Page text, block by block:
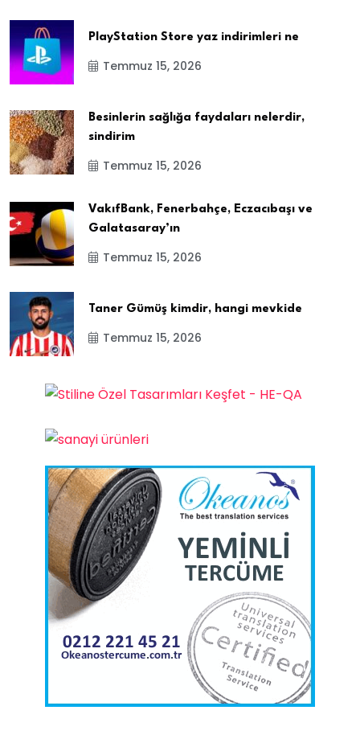
PlayStation Store yaz indirimleri ne
Temmuz 15, 2026
Besinlerin sağlığa faydaları nelerdir,
sindirim
Temmuz 15, 2026
VakıfBank, Fenerbahçe, Eczacıbaşı ve
Galatasaray’ın
Temmuz 15, 2026
Taner Gümüş kimdir, hangi mevkide
Temmuz 15, 2026